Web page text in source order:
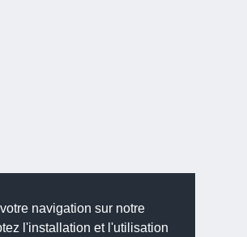
navigation sur notre
l'installation et l'utilisation